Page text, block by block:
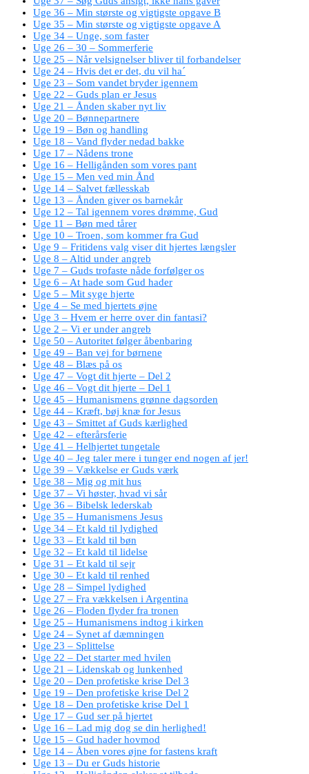
Uge 36 – Min største og vigtigste opgave B
Uge 35 – Min største og vigtigste opgave A
Uge 34 – Unge, som faster
Uge 26 – 30 – Sommerferie
Uge 25 – Når velsignelser bliver til forbandelser
Uge 24 – Hvis det er det, du vil ha´
Uge 23 – Som vandet bryder igennem
Uge 22 – Guds plan er Jesus
Uge 21 – Ånden skaber nyt liv
Uge 20 – Bønnepartnere
Uge 19 – Bøn og handling
Uge 18 – Vand flyder nedad bakke
Uge 17 – Nådens trone
Uge 16 – Helligånden som vores pant
Uge 15 – Men ved min Ånd
Uge 14 – Salvet fællesskab
Uge 13 – Ånden giver os barnekår
Uge 12 – Tal igennem vores drømme, Gud
Uge 11 – Bøn med tårer
Uge 10 – Troen, som kommer fra Gud
Uge 9 – Fritidens valg viser dit hjertes længsler
Uge 8 – Altid under angreb
Uge 7 – Guds trofaste nåde forfølger os
Uge 6 – At hade som Gud hader
Uge 5 – Mit syge hjerte
Uge 4 – Se med hjertets øjne
Uge 3 – Hvem er herre over din fantasi?
Uge 2 – Vi er under angreb
Uge 50 – Autoritet følger åbenbaring
Uge 49 – Ban vej for børnene
Uge 48 – Blæs på os
Uge 47 – Vogt dit hjerte – Del 2
Uge 46 – Vogt dit hjerte – Del 1
Uge 45 – Humanismens grønne dagsorden
Uge 44 – Kræft, bøj knæ for Jesus
Uge 43 – Smittet af Guds kærlighed
Uge 42 – efterårsferie
Uge 41 – Helhjertet tungetale
Uge 40 – Jeg taler mere i tunger end nogen af jer!
Uge 39 – Vækkelse er Guds værk
Uge 38 – Mig og mit hus
Uge 37 – Vi høster, hvad vi sår
Uge 36 – Bibelsk lederskab
Uge 35 – Humanismens Jesus
Uge 34 – Et kald til lydighed
Uge 33 – Et kald til bøn
Uge 32 – Et kald til lidelse
Uge 31 – Et kald til sejr
Uge 30 – Et kald til renhed
Uge 28 – Simpel lydighed
Uge 27 – Fra vækkelsen i Argentina
Uge 26 – Floden flyder fra tronen
Uge 25 – Humanismens indtog i kirken
Uge 24 – Synet af dæmningen
Uge 23 – Splittelse
Uge 22 – Det starter med hvilen
Uge 21 – Lidenskab og lunkenhed
Uge 20 – Den profetiske krise Del 3
Uge 19 – Den profetiske krise Del 2
Uge 18 – Den profetiske krise Del 1
Uge 17 – Gud ser på hjertet
Uge 16 – Lad mig dog se din herlighed!
Uge 15 – Gud hader hovmod
Uge 14 – Åben vores øjne for fastens kraft
Uge 13 – Du er Guds historie